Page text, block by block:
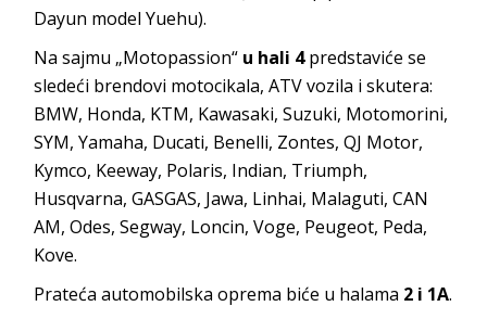
Dayun model Yuehu).
Na sajmu „Motopassion“ u hali 4predstaviće se
sledeći brendovi motocikala, ATV vozila i skutera:
BMW, Honda, KTM, Kawasaki, Suzuki, Motomorini,
SYM, Yamaha, Ducati, Benelli, Zontes, QJ Motor,
Kymco, Keeway, Polaris, Indian, Triumph,
Husqvarna, GASGAS, Jawa, Linhai, Malaguti, CAN
AM, Odes, Segway, Loncin, Voge, Peugeot, Peda,
Kove.
Prateća automobilska oprema biće u halama 2 i 1A.